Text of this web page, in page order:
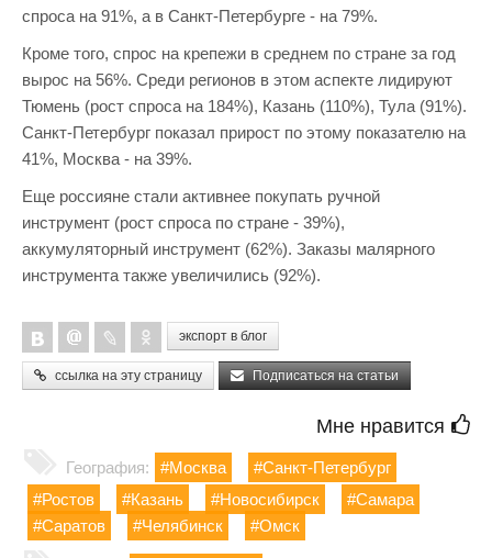
спроса на 91%, а в Санкт-Петербурге - на 79%.
Кроме того, спрос на крепежи в среднем по стране за год
вырос на 56%. Среди регионов в этом аспекте лидируют
Тюмень (рост спроса на 184%), Казань (110%), Тула (91%).
Санкт-Петербург показал прирост по этому показателю на
41%, Москва - на 39%.
Еще россияне стали активнее покупать ручной
инструмент (рост спроса по стране - 39%),
аккумуляторный инструмент (62%). Заказы малярного
инструмента также увеличились (92%).
экспорт в блог
ссылка на эту страницу Подписаться на статьи
Мне нравится
География: #Москва
#Санкт-Петербург
#Ростов
#Казань #Новосибирск
#Самара
#Саратов
#Челябинск #Омск